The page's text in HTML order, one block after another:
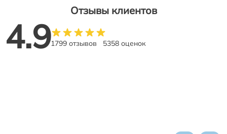
Отзывы клиентов
4.91799 отзывов 5358 оценок